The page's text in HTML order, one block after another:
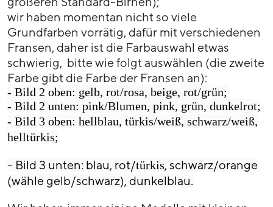
wir haben momentan nicht so viele
Grundfarben vorrätig, dafür mit verschiedenen
Fransen, daher ist die Farbauswahl etwas
schwierig, bitte wie folgt auswählen (die zweite
Farbe gibt die Farbe der Fransen an):
- Bild 2 oben: gelb, rot/rosa, beige, rot/grün;
- Bild 2 unten: pink/Blumen, pink, grün, dunkelrot;
- Bild 3 oben: hellblau, türkis/weiß, schwarz/weiß,
helltürkis;
- Bild 3 unten: blau, rot/türkis, schwarz/orange
(wähle gelb/schwarz), dunkelblau.